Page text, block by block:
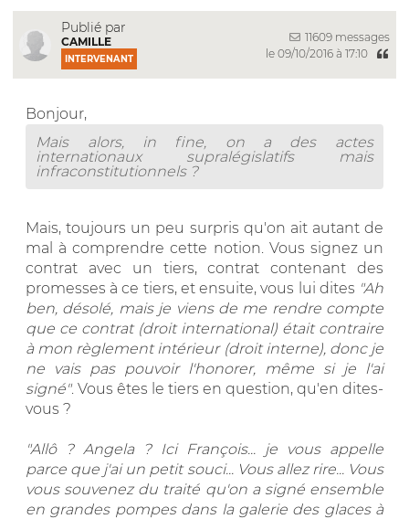
Publié par
CAMILLE
INTERVENANT
11609 messages
le 09/10/2016 à 17:10
Bonjour,
Mais alors, in fine, on a des actes
internationaux supralégislatifs mais
infraconstitutionnels ?
Mais, toujours un peu surpris qu'on ait autant de
mal à comprendre cette notion. Vous signez un
contrat avec un tiers, contrat contenant des
promesses à ce tiers, et ensuite, vous lui dites "Ah
ben, désolé, mais je viens de me rendre compte
que ce contrat (droit international) était contraire
à mon règlement intérieur (droit interne), donc je
ne vais pas pouvoir l'honorer, même si je l'ai
signé". Vous êtes le tiers en question, qu'en dites-
vous ?
"Allô ? Angela ? Ici François... je vous appelle
parce que j'ai un petit souci... Vous allez rire... Vous
vous souvenez du traité qu'on a signé ensemble
en grandes pompes dans la galerie des glaces à